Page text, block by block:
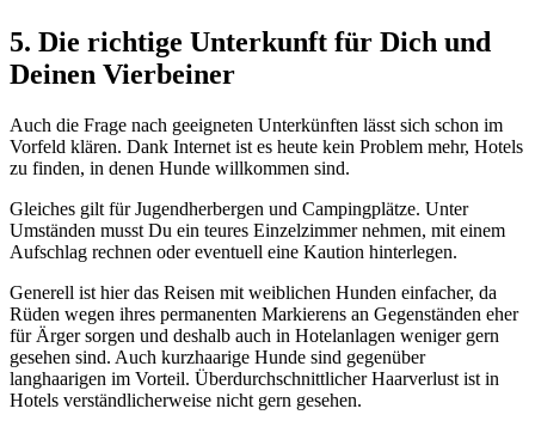
5. Die richtige Unterkunft für Dich und
Deinen Vierbeiner
Auch die Frage nach geeigneten Unterkünften lässt sich schon im
Vorfeld klären. Dank Internet ist es heute kein Problem mehr, Hotels
zu finden, in denen Hunde willkommen sind.
Gleiches gilt für Jugendherbergen und Campingplätze. Unter
Umständen musst Du ein teures Einzelzimmer nehmen, mit einem
Aufschlag rechnen oder eventuell eine Kaution hinterlegen.
Generell ist hier das Reisen mit weiblichen Hunden einfacher, da
Rüden wegen ihres permanenten Markierens an Gegenständen eher
für Ärger sorgen und deshalb auch in Hotelanlagen weniger gern
gesehen sind. Auch kurzhaarige Hunde sind gegenüber
langhaarigen im Vorteil. Überdurchschnittlicher Haarverlust ist in
Hotels verständlicherweise nicht gern gesehen.